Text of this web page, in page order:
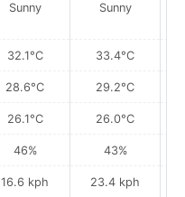
Sunny
32.1°C
28.6°C
26.1°C
46%
16.6 kph
Sunny
33.4°C
29.2°C
26.0°C
43%
23.4 kph